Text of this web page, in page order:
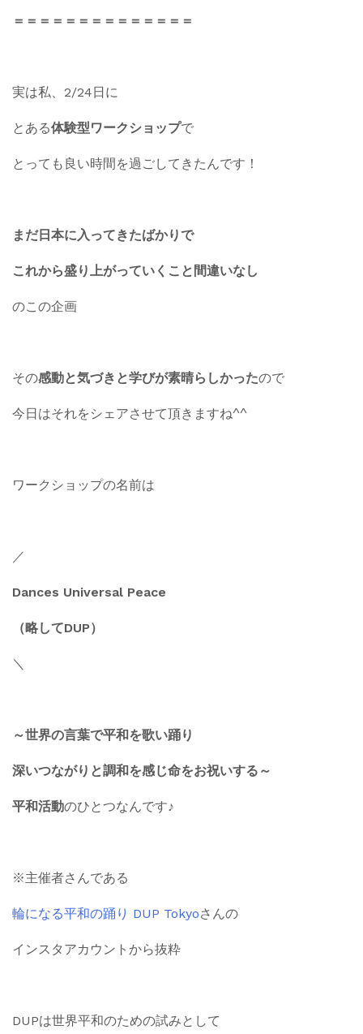
＝＝＝＝＝＝＝＝＝＝＝＝＝＝
実は私、2/24日に
とある体験型ワークショップで
とっても良い時間を過ごしてきたんです！
まだ日本に入ってきたばかりで
これから盛り上がっていくこと間違いなし
のこの企画
その感動と気づきと学びが素晴らしかったので
今日はそれをシェアさせて頂きますね^^
ワークショップの名前は
／
Dances Universal Peace
（略してDUP）
＼
～世界の言葉で平和を歌い踊り
深いつながりと調和を感じ命をお祝いする～
平和活動のひとつなんです♪
※主催者さんである
輪になる平和の踊り DUP Tokyoさんの
インスタアカウントから抜粋
DUPは世界平和のための試みとして